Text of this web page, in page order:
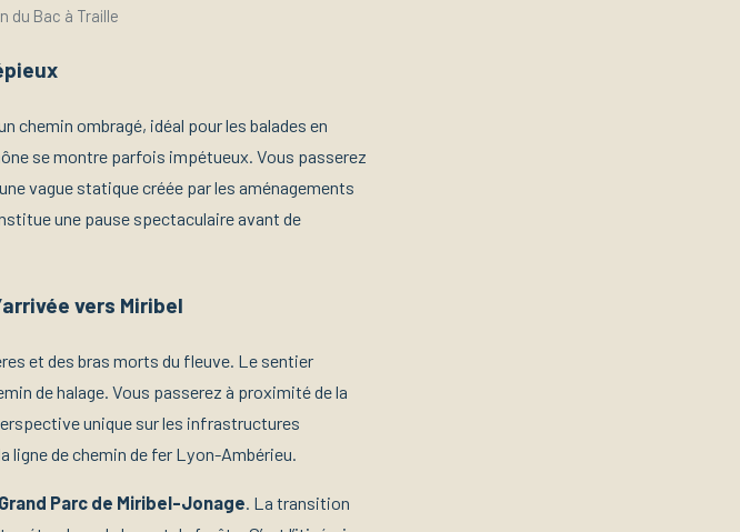
du Bac à Traille
chemin ombragé, idéal pour les balades en
se montre parfois impétueux. Vous passerez
vague statique créée par les aménagements
une pause spectaculaire avant de
vers Miribel
et des bras morts du fleuve. Le sentier
de halage. Vous passerez à proximité de la
unique sur les infrastructures
ligne de chemin de fer Lyon-Ambérieu.
Grand Parc de Miribel-Jonage. La transition